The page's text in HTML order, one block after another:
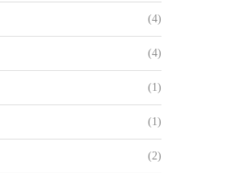
(4)
(4)
(1)
(1)
(2)